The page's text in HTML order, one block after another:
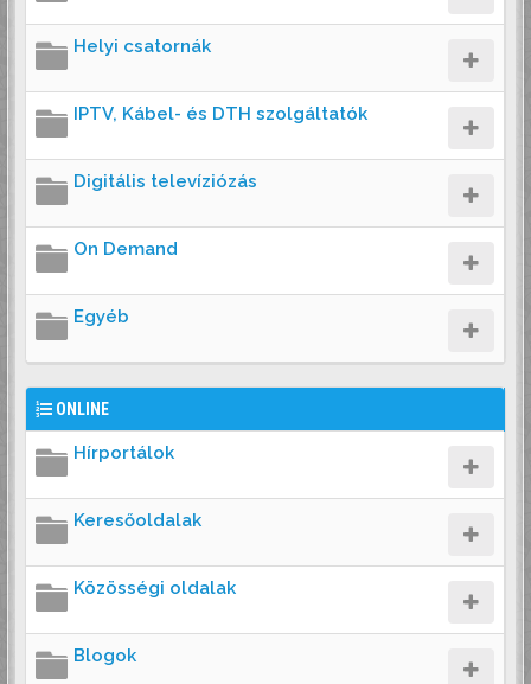
Helyi csatornák
IPTV, Kábel- és DTH szolgáltatók
Digitális televíziózás
On Demand
Egyéb
ONLINE
Hírportálok
Keresőoldalak
Közösségi oldalak
Blogok